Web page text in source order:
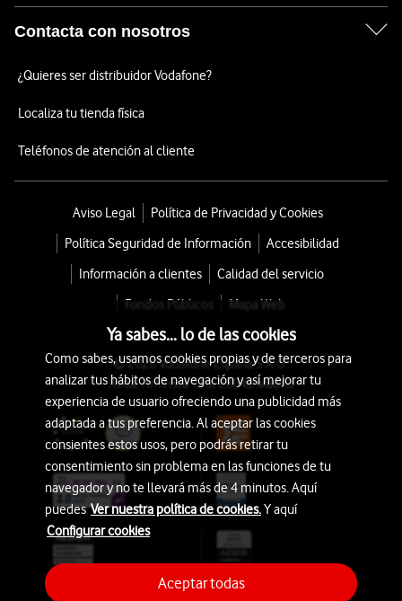
Contacta con nosotros
¿Quieres ser distribuidor Vodafone?
Localiza tu tienda física
Teléfonos de atención al cliente
Aviso Legal
Política de Privacidad y Cookies
Política Seguridad de Información
Accesibilidad
Información a clientes
Calidad del servicio
Fondos Públicos
Mapa Web
© 2026 Vodafone España S.A.U.
Avda. América 115, 28042 Madrid
Ya sabes... lo de las cookies
Como sabes, usamos cookies propias y de terceros para
analizar tus hábitos de navegación y así mejorar tu
experiencia de usuario ofreciendo una publicidad más
adaptada a tus preferencia. Al aceptar las cookies
consientes estos usos, pero podrás retirar tu
consentimiento sin problema en las funciones de tu
navegador y no te llevará más de 4 minutos. Aquí
puedesVer nuestra política de cookies.Y aquí
Configurar cookies
Aceptar todas